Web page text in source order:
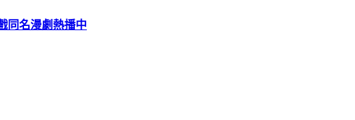
同名漫劇熱播中